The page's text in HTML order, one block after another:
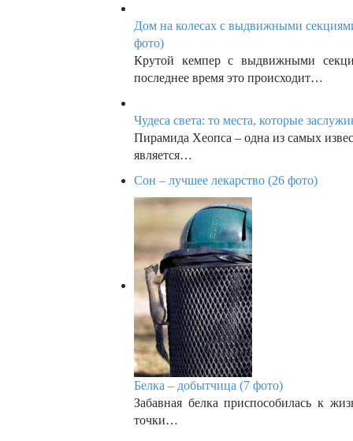
Дом на колесах с выдвижными
фото)
Крутой кемпер с выдвижными
последнее время это происходит…
Чудеса света: то места, которые
Пирамида Хеопса – одна из самых
является…
Сон – лучшее лекарство (26 фото)
Белка – добытчица (7 фото)
Забавная белка приспособилась к
точки…